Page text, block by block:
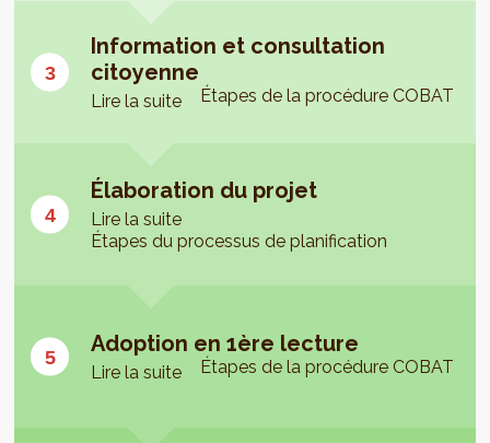
Information et consultation
citoyenne
Lire la suite Étapes de la procédure COBAT
Élaboration du projet
Lire la suite
Étapes du processus de planification
Adoption en 1ère lecture
Lire la suite Étapes de la procédure COBAT